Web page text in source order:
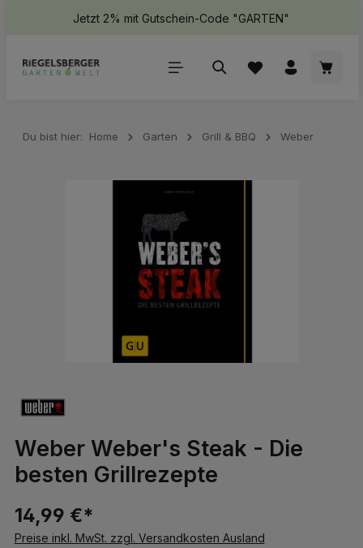
springenJetzt 2% mit Gutschein-Code "GARTEN"
Du bist hier: Home Garten Grill & BBQ Weber
Weber Weber's Steak - Die
besten Grillrezepte
14,99 €*
Preise inkl. MwSt. zzgl. Versandkosten Ausland